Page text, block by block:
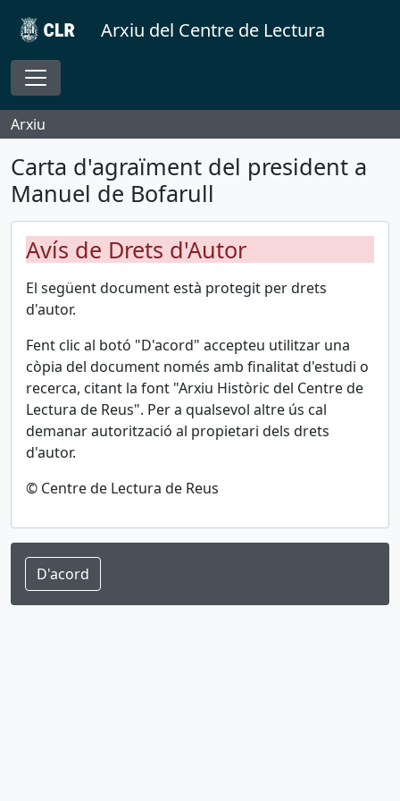
Skip to main content
Arxiu del Centre de Lectura
Toggle navigation
Arxiu
Carta d'agraïment del president a
Manuel de Bofarull
Avís de Drets d'Autor
El següent document està protegit per drets
d'autor.
Fent clic al botó "D'acord" accepteu utilitzar una
còpia del document només amb finalitat d'estudi o
recerca, citant la font "Arxiu Històric del Centre de
Lectura de Reus". Per a qualsevol altre ús cal
demanar autorització al propietari dels drets
d'autor.
© Centre de Lectura de Reus
D'acord